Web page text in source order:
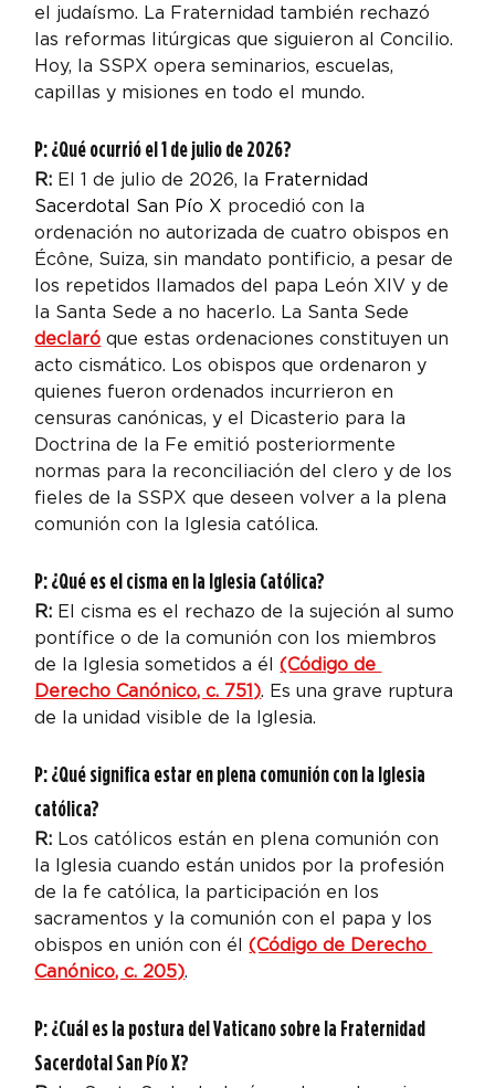
el judaísmo. La Fraternidad también rechazó
las reformas litúrgicas que siguieron al Concilio.
Hoy, la SSPX opera seminarios, escuelas,
capillas y misiones en todo el mundo.
P: ¿Qué ocurrió el 1 de julio de 2026?
R: El 1 de julio de 2026, la Fraternidad
Sacerdotal San Pío X procedió con la
ordenación no autorizada de cuatro obispos en
Écône, Suiza, sin mandato pontificio, a pesar de
los repetidos llamados del papa León XIV y de
la Santa Sede a no hacerlo. La Santa Sede
declaró que estas ordenaciones constituyen un
acto cismático. Los obispos que ordenaron y
quienes fueron ordenados incurrieron en
censuras canónicas, y el Dicasterio para la
Doctrina de la Fe emitió posteriormente
normas para la reconciliación del clero y de los
fieles de la SSPX que deseen volver a la plena
comunión con la Iglesia católica.
P: ¿Qué es el cisma en la Iglesia Católica?
R: El cisma es el rechazo de la sujeción al sumo
pontífice o de la comunión con los miembros
de la Iglesia sometidos a él (Código de
Derecho Canónico, c. 751). Es una grave ruptura
de la unidad visible de la Iglesia.
P: ¿Qué significa estar en plena comunión con la Iglesia
católica?
R: Los católicos están en plena comunión con
la Iglesia cuando están unidos por la profesión
de la fe católica, la participación en los
sacramentos y la comunión con el papa y los
obispos en unión con él (Código de Derecho
Canónico, c. 205).
P: ¿Cuál es la postura del Vaticano sobre la Fraternidad
Sacerdotal San Pío X?